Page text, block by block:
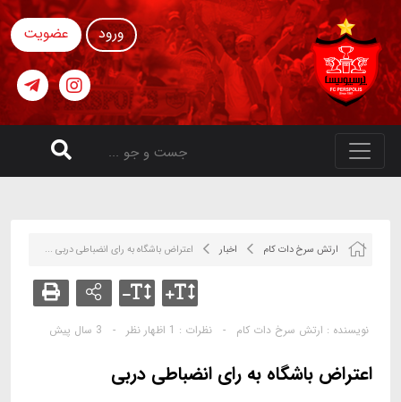
ورود عضویت
ارتش سرخ دات کام اخبار اعتراض باشگاه به رای انضباطی دربی ...
نویسنده : ارتش سرخ دات کام - نظرات : 1 اظهار نظر - 3 سال پیش
اعتراض باشگاه به رای انضباطی دربی